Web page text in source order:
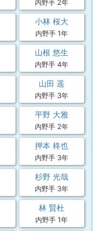
内野手 2年
小林 桜大
内野手 1年
山根 悠生
内野手 4年
山田 遥
内野手 3年
平野 大雅
内野手 2年
押本 柊也
内野手 3年
杉野 光哉
内野手 3年
林 賢杜
内野手 1年